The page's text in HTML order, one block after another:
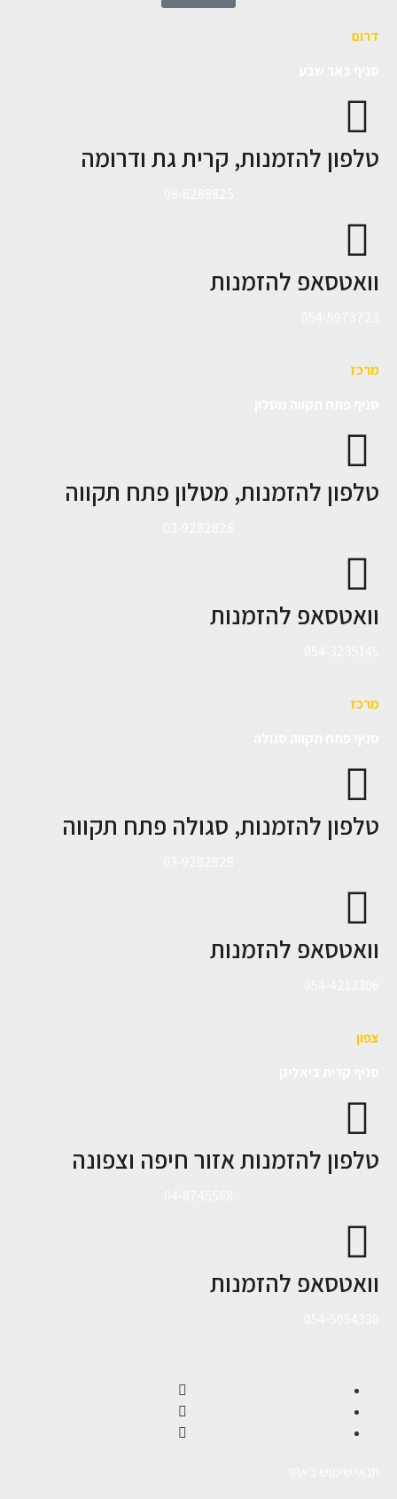
דרום
טלפון להזמנות, קרית גת ודרומה
וואטסאפ להזמנות
מרכז
טלפון להזמנות, מטלון פתח תקווה
וואטסאפ להזמנות
מרכז
טלפון להזמנות, סגולה פתח תקווה
וואטסאפ להזמנות
צפון
טלפון להזמנות אזור חיפה וצפונה
וואטסאפ להזמנות